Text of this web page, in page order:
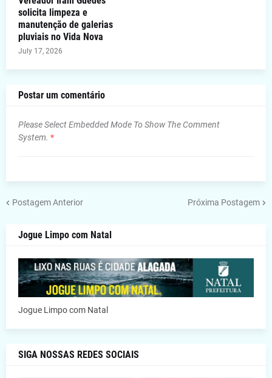
solicita limpeza e
manutenção de galerias
pluviais no Vida Nova
July 17, 2026
Postar um comentário
Please Select Embedded Mode To Show The Comment
System. *
Postagem Anterior Próxima Postagem
Jogue Limpo com Natal
Jogue Limpo com Natal
SIGA NOSSAS REDES SOCIAIS